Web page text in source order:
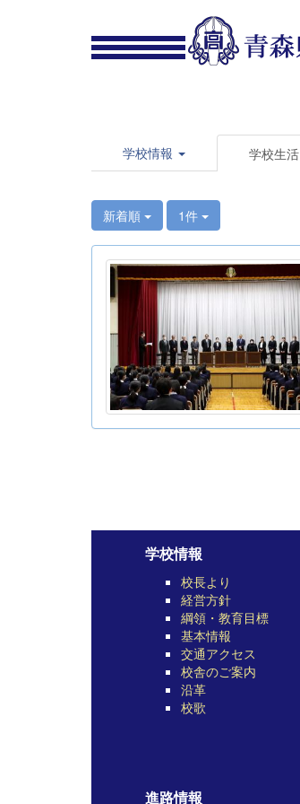
学校情報 学校生活
新着順 1件
学校情報
校長より
経営方針
綱領・教育目標
基本情報
交通アクセス
校舎のご案内
沿革
校歌
進路情報